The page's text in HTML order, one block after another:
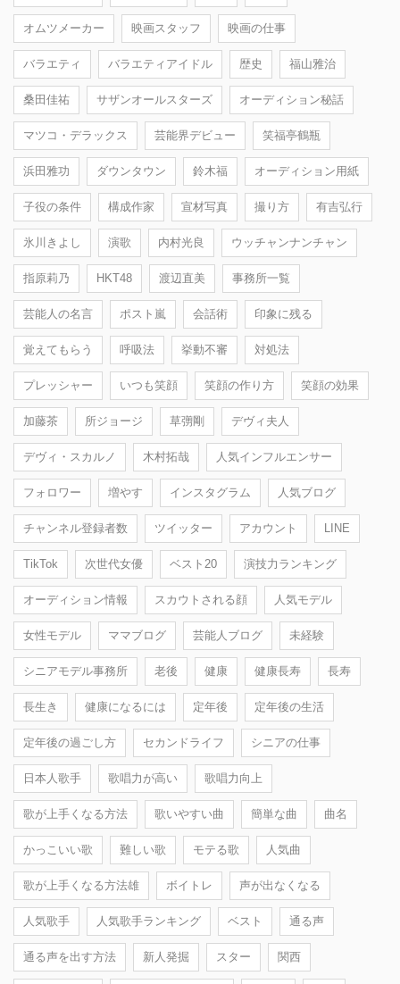
オムツメーカー 映画スタッフ 映画の仕事
バラエティ バラエティアイドル 歴史 福山雅治
桑田佳祐 サザンオールスターズ オーディション秘話
マツコ・デラックス 芸能界デビュー 笑福亭鶴瓶
浜田雅功 ダウンタウン 鈴木福 オーディション用紙
子役の条件 構成作家 宣材写真 撮り方 有吉弘行
氷川きよし 演歌 内村光良 ウッチャンナンチャン
指原莉乃 HKT48 渡辺直美 事務所一覧
芸能人の名言 ポスト嵐 会話術 印象に残る
覚えてもらう 呼吸法 挙動不審 対処法
プレッシャー いつも笑顔 笑顔の作り方 笑顔の効果
加藤茶 所ジョージ 草彅剛 デヴィ夫人
デヴィ・スカルノ 木村拓哉 人気インフルエンサー
フォロワー 増やす インスタグラム 人気ブログ
チャンネル登録者数 ツイッター アカウント LINE
TikTok 次世代女優 ベスト20 演技力ランキング
オーディション情報 スカウトされる顔 人気モデル
女性モデル ママブログ 芸能人ブログ 未経験
シニアモデル事務所 老後 健康 健康長寿 長寿
長生き 健康になるには 定年後 定年後の生活
定年後の過ごし方 セカンドライフ シニアの仕事
日本人歌手 歌唱力が高い 歌唱力向上
歌が上手くなる方法 歌いやすい曲 簡単な曲 曲名
かっこいい歌 難しい歌 モテる歌 人気曲
歌が上手くなる方法雄 ボイトレ 声が出なくなる
人気歌手 人気歌手ランキング ベスト 通る声
通る声を出す方法 新人発掘 スター 関西